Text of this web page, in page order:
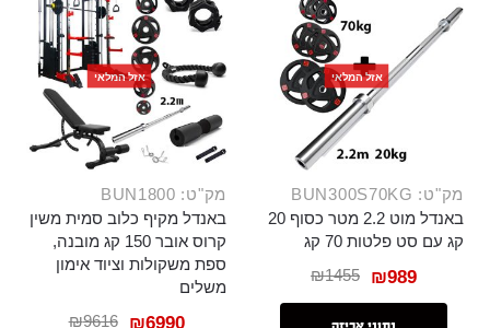
אזל המלאי
מק"ט: BUN300S70KG
באנדל מוט 2.2 מטר כסוף 20
קג עם סט פלטות 70 קג
₪1455 ₪989
אזל המלאי
מק"ט: BUN1800
באנדל מקיף כלוב סמית משין
קרוס אובר 150 קג מובנה,
ספת משקולות וציוד אימון
משלים
₪9616 ₪6990